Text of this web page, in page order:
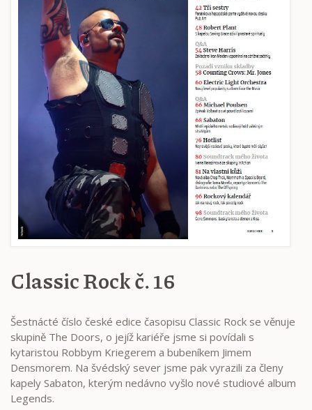
Classic Rock č. 16
Šestnácté číslo české edice časopisu Classic Rock se věnuje
skupině The Doors, o jejíž kariéře jsme si povídali s
kytaristou Robbym Kriegerem a bubeníkem Jimem
Densmorem. Na švédský sever jsme pak vyrazili za členy
kapely Sabaton, kterým nedávno vyšlo nové studiové album
Legends.